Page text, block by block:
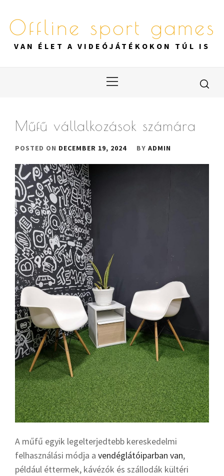
content
Offline sport games
VAN ÉLET A VIDEÓJÁTÉKOKON TÚL IS
Menu
Műfű vállalkozások számára
POSTED ON DECEMBER 19, 2024 BY ADMIN
A műfű egyik legelterjedtebb kereskedelmi
felhasználási módja a vendéglátóiparban van,
például éttermek, kávézók és szállodák kültéri